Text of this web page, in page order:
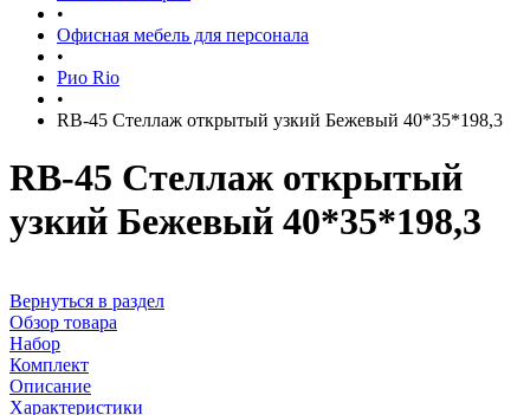
•
Офисная мебель для персонала
•
Рио Rio
•
RB-45 Стеллаж открытый узкий Бежевый 40*35*198,3
RB-45 Стеллаж открытый
узкий Бежевый 40*35*198,3
Вернуться в раздел
Обзор товара
Набор
Комплект
Описание
Характеристики